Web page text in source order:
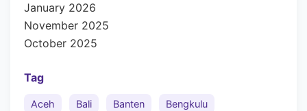
January 2026
November 2025
October 2025
Tag
Aceh Bali Banten
Bengkulu